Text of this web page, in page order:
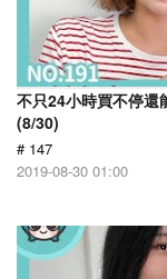
不只24小時買不停還
(8/30)
# 147
2019-08-30 01:00